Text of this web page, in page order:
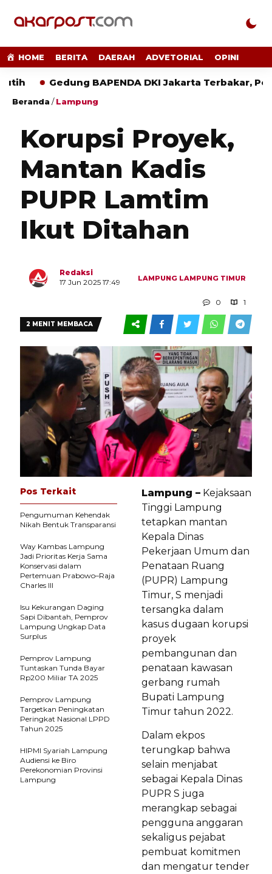
HOME BERITA DAERAH ADVETORIAL OPINI
Gedung BAPENDA DKI Jakarta Terbakar,
Beranda /Lampung
Korupsi Proyek,
Mantan Kadis
PUPR Lamtim
Ikut Ditahan
Redaksi
17 Jun 2025 17:49
LAMPUNG LAMPUNG TIMUR
0 1
2 MENIT MEMBACA
Lampung – Kejaksaan
Tinggi Lampung
tetapkan mantan
Kepala Dinas
Pekerjaan Umum dan
Penataan Ruang
(PUPR) Lampung
Timur, S menjadi
tersangka dalam
kasus dugaan korupsi
proyek
pembangunan dan
penataan kawasan
gerbang rumah
Bupati Lampung
Timur tahun 2022.
Dalam ekpos
terungkap bahwa
selain menjabat
sebagai Kepala Dinas
PUPR S juga
merangkap sebagai
pengguna anggaran
sekaligus pejabat
pembuat komitmen
dan mengatur tender
Pos Terkait
Pengumuman Kehendak
Nikah Bentuk Transparansi
Way Kambas Lampung
Jadi Prioritas Kerja Sama
Konservasi dalam
Pertemuan Prabowo–Raja
Charles III
Isu Kekurangan Daging
Sapi Dibantah, Pemprov
Lampung Ungkap Data
Surplus
Pemprov Lampung
Tuntaskan Tunda Bayar
Rp200 Miliar TA 2025
Pemprov Lampung
Targetkan Peningkatan
Peringkat Nasional LPPD
Tahun 2025
HIPMI Syariah Lampung
Audiensi ke Biro
Perekonomian Provinsi
Lampung